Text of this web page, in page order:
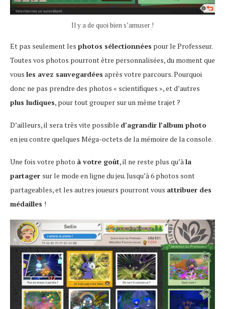
Il y a de quoi bien s’amuser !
Et pas seulement les photos sélectionnées pour le Professeur.
Toutes vos photos pourront être personnalisées, du moment que
vous les avez sauvegardées après votre parcours. Pourquoi
donc ne pas prendre des photos « scientifiques », et d’autres
plus ludiques, pour tout grouper sur un même trajet ?
D’ailleurs, il sera très vite possible d’agrandir l’album photo
en jeu contre quelques Méga-octets de la mémoire de la console.
Une fois votre photo à votre goût, il ne reste plus qu’à la
partager sur le mode en ligne du jeu. Jusqu’à 6 photos sont
partageables, et les autres joueurs pourront vous attribuer des
médailles !